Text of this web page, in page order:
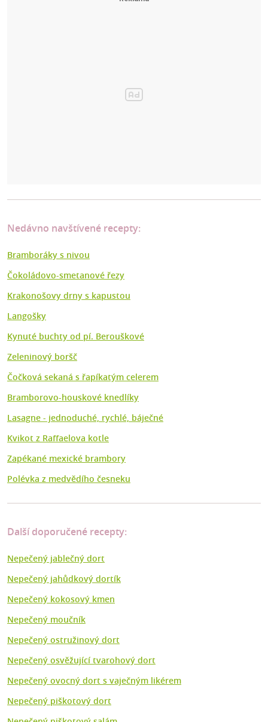
Nedávno navštívené recepty:
Bramboráky s nivou
Čokoládovo-smetanové řezy
Krakonošovy drny s kapustou
Langošky
Kynuté buchty od pí. Berouškové
Zeleninový boršč
Čočková sekaná s řapíkatým celerem
Bramborovo-houskové knedlíky
Lasagne - jednoduché, rychlé, báječné
Kvikot z Raffaelova kotle
Zapékané mexické brambory
Polévka z medvědího česneku
Další doporučené recepty:
Nepečený jablečný dort
Nepečený jahůdkový dortík
Nepečený kokosový kmen
Nepečený moučník
Nepečený ostružinový dort
Nepečený osvěžující tvarohový dort
Nepečený ovocný dort s vaječným likérem
Nepečený piškotový dort